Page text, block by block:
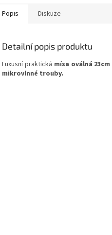
Popis Diskuze
Detailní popis produktu
Luxusní praktická mísa oválná 23cm
mikrovlnné trouby.